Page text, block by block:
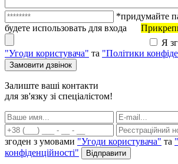
*придумайте
будете использовать для входа
Я
"Угоди користувача" та "Політики
Залиште ваші контакти
для зв'язку зі спеціалістом!
згоден з умовами "Угоди користувача" та
конфіденційності"